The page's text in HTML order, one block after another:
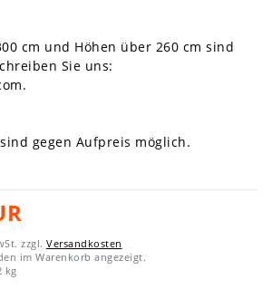
cm und Höhen über 260 cm sind
Sie uns:
.
gegen Aufpreis möglich.
zzgl. Versandkosten
im Warenkorb angezeigt.
kg